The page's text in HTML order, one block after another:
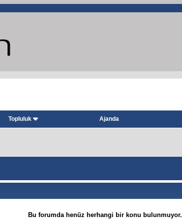
Topluluk Ajanda
Bu forumda henüz herhangi bir konu bulunmuyor.